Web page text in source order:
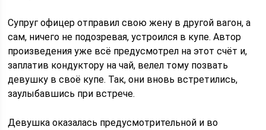
Супруг офицер отправил свою жену в другой вагон, а
сам, ничего не подозревая, устроился в купе. Автор
произведения уже всё предусмотрел на этот счёт и,
заплатив кондуктору на чай, велел тому позвать
девушку в своё купе. Так, они вновь встретились,
заулыбавшись при встрече.
Девушка оказалась предусмотрительной и во